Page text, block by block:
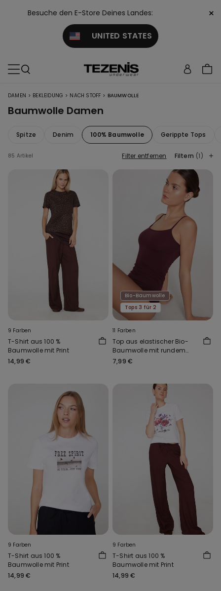
Besuche den E-Store Deines Landes:
UNITED STATES
×
DAMEN > BEKLEIDUNG > NACH STOFF > BAUMWOLLE
Baumwolle Damen
Spitze Denim 100% Baumwolle Gerippte Tops
85 Artikel Filter entfernen Filtern (1)
9 Farben
T-Shirt aus 100 %
Baumwolle mit Print
14,99 €
Bio-Baumwolle
Tops 3 für 2
11 Farben
Top aus elastischer Bio-
Baumwolle mit rundem
Ausschnitt
7,99 €
9 Farben
T-Shirt aus 100 %
Baumwolle mit Print
14,99 €
9 Farben
T-Shirt aus 100 %
Baumwolle mit Print
14,99 €